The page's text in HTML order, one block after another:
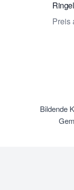
Ringel
Preis
Bildende